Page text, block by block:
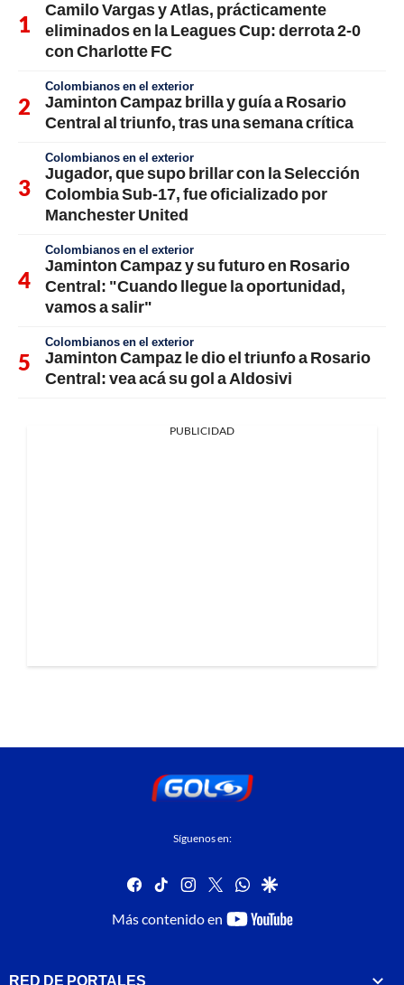
Camilo Vargas y Atlas, prácticamente
eliminados en la Leagues Cup: derrota 2-0
con Charlotte FC
Colombianos en el exterior
Jaminton Campaz brilla y guía a Rosario
Central al triunfo, tras una semana crítica
Colombianos en el exterior
Jugador, que supo brillar con la Selección
Colombia Sub-17, fue oficializado por
Manchester United
Colombianos en el exterior
Jaminton Campaz y su futuro en Rosario
Central: "Cuando llegue la oportunidad,
vamos a salir"
Colombianos en el exterior
Jaminton Campaz le dio el triunfo a Rosario
Central: vea acá su gol a Aldosivi
PUBLICIDAD
Síguenos en:
facebook
tiktok instagram
twitterwhatsapp
google
Más contenido en
youtube-
RED DE PORTALES